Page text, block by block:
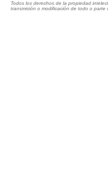
Todos los derechos de la propiedad
transmisión o modificación de todo o